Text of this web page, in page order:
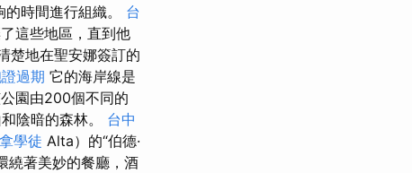
時間進行組織。 台
這些地區，直到他
楚地在聖安娜簽訂的
過期 它的海岸線是
園由200個不同的
陰暗的森林。 台中
學徒 Alta）的“伯德·
繞著美妙的餐廳，酒